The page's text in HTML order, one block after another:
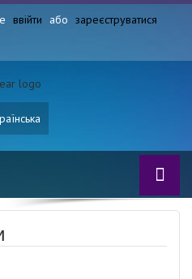
ввійти або зареєструватися